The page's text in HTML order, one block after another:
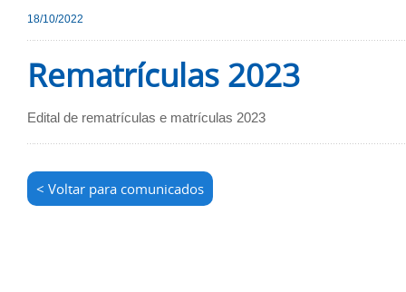
18/10/2022
Rematrículas 2023
Edital de rematrículas e matrículas 2023
< Voltar para comunicados